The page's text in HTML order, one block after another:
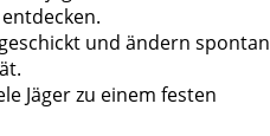
und ändern spontan
Jäger zu einem festen